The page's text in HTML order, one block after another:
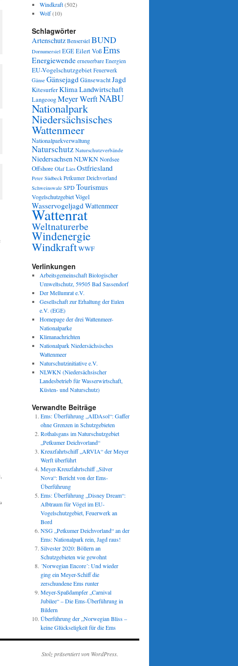
,
Windkraft(502)
Wolf(10)
Schlagwörter
Artenschutz Bensersiel BUND
Dornumersiel EGEEilert VoßEms
Energiewende erneuerbare Energien
EU-Vogelschutzgebiet Feuerwerk
Gänse GänsejagdGänsewachtJagd
KitesurferKlimaLandwirtschaft
LangeoogMeyer WerftNABU
Nationalpark
Niedersächsisches
Wattenmeer
Nationalparkverwaltung
Naturschutz Naturschutzverbände
NiedersachsenNLWKNNordsee
Offshore Olaf Lies Ostfriesland
Peter Südbeck Petkumer Deichvorland
Schweinswale SPDTourismus
VogelschutzgebietVögel
WasservogeljagdWattenmeer
Wattenrat
Weltnaturerbe
Windenergie
WindkraftWWF
Verlinkungen
Arbeitsgemeinschaft Biologischer
Umweltschutz, 59505 Bad Sassendorf
Der Mellumrat e.V.
Gesellschaft zur Erhaltung der Eulen
e.V. (EGE)
Homepage der drei Wattenmeer-
Nationalparke
Klimanachrichten
Nationalpark Niedersächsisches
Wattenmeer
Naturschutzinitiative e.V.
NLWKN (Niedersächsischer
Landesbetrieb für Wasserwirtschaft,
Küsten- und Naturschutz)
Verwandte Beiträge
Ems: Überführung „AIDAsol“: Gaffer
ohne Grenzen in Schutzgebieten
Rothalsgans im Naturschutzgebiet
„Petkumer Deichvorland“
Kreuzfahrtschiff „ARVIA“ der Meyer
Werft überführt
Meyer-Kreuzfahrtschiff „Silver
Nova“: Bericht von der Ems-
Überführung
Ems: Überführung „Disney Dream“:
Albtraum für Vögel im EU-
Vogelschutzgebiet, Feuerwerk an
Bord
NSG „Petkumer Deichvorland“ an der
Ems: Nationalpark rein, Jagd raus!
Silvester 2020: Böllern an
Schutzgebieten wie gewohnt
´Norwegian Encore´: Und wieder
ging ein Meyer-Schiff die
zerschundene Ems runter
Meyer-Spaßdampfer „Carnival
Jubilee“ – Die Ems-Überführung in
Bildern
Überführung der „Norwegian Bliss –
keine Glückseligkeit für die Ems
Stolz präsentiert von WordPress.